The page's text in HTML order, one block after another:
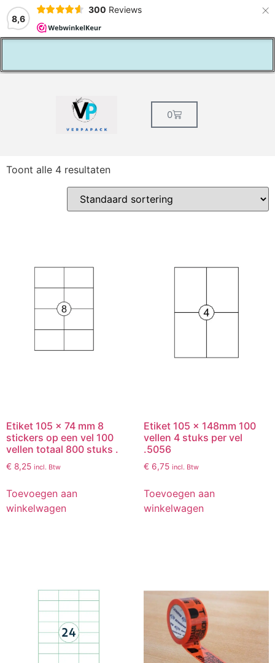
8,6
300 Reviews ×
0
Toont alle 4 resultaten
Etiket 105 x 74 mm 8
stickers op een vel 100
vellen totaal 800 stuks .
€ 8,25 incl. Btw
Toevoegen aan
winkelwagen
Etiket 105 x 148mm 100
vellen 4 stuks per vel
.5056
€ 6,75 incl. Btw
Toevoegen aan
winkelwagen